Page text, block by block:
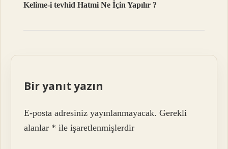
Kelime-i tevhid Hatmi Ne İçin Yapılır ?
Bir yanıt yazın
E-posta adresiniz yayınlanmayacak. Gerekli
alanlar * ile işaretlenmişlerdir